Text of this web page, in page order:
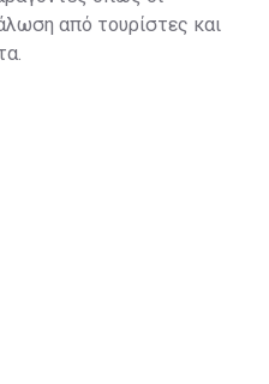
από τουρίστες και